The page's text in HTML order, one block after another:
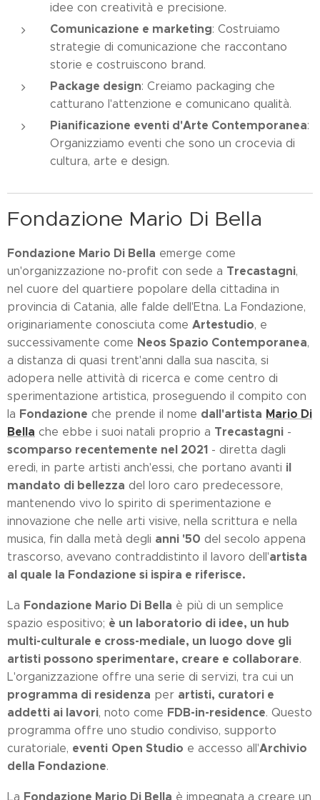
idee con creatività e precisione.
Comunicazione e marketing: Costruiamo
strategie di comunicazione che raccontano
storie e costruiscono brand.
Package design: Creiamo packaging che
catturano l'attenzione e comunicano qualità.
Pianificazione eventi d'Arte Contemporanea:
Organizziamo eventi che sono un crocevia di
cultura, arte e design.
Fondazione Mario Di Bella
Fondazione Mario Di Bella emerge come
un'organizzazione no-profit con sede a Trecastagni,
nel cuore del quartiere popolare della cittadina in
provincia di Catania, alle falde dell'Etna. La Fondazione,
originariamente conosciuta come Artestudio, e
successivamente come Neos Spazio Contemporanea,
a distanza di quasi trent'anni dalla sua nascita, si
adopera nelle attività di ricerca e come centro di
sperimentazione artistica, proseguendo il compito con
la Fondazione che prende il nome dall'artista Mario Di
Bella che ebbe i suoi natali proprio a Trecastagni -
scomparso recentemente nel 2021 - diretta dagli
eredi, in parte artisti anch'essi, che portano avanti il
mandato di bellezza del loro caro predecessore,
mantenendo vivo lo spirito di sperimentazione e
innovazione che nelle arti visive, nella scrittura e nella
musica, fin dalla metà degli anni '50 del secolo appena
trascorso, avevano contraddistinto il lavoro dell'artista
al quale la Fondazione si ispira e riferisce.
La Fondazione Mario Di Bella è più di un semplice
spazio espositivo; è un laboratorio di idee, un hub
multi-culturale e cross-mediale, un luogo dove gli
artisti possono sperimentare, creare e collaborare.
L'organizzazione offre una serie di servizi, tra cui un
programma di residenza per artisti, curatori e
addetti ai lavori, noto come FDB-in-residence. Questo
programma offre uno studio condiviso, supporto
curatoriale, eventi Open Studio e accesso all'Archivio
della Fondazione.
La è impegnata a creare un